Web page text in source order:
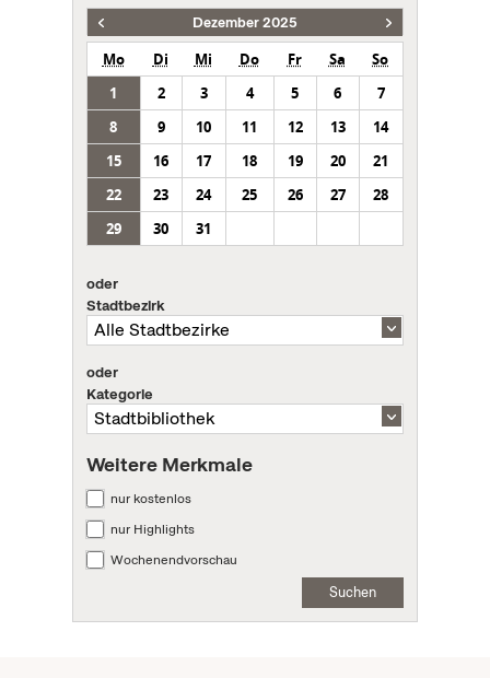
Dezember 2025
Mo Di Mi Do Fr Sa
So
1
2 3 4 5 6
7
8
9 10 11 12 13
14
15
16 17 18 19 20
21
22
23 24 25 26 27
28
29
30 31
oder
Stadtbezirk
oder
Kategorie
Weitere Merkmale
nur kostenlos
nur Highlights
Wochenendvorschau
Suchen